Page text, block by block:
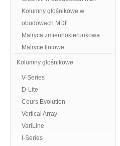
Kolumny głośnikowe w
obudowach MDF
Matryca zmiennokierunkowa
Matryce liniowe
Kolumny głośnikowe
V-Series
D-Lite
Cours Evolution
Vertical Array
VariLine
I-Series